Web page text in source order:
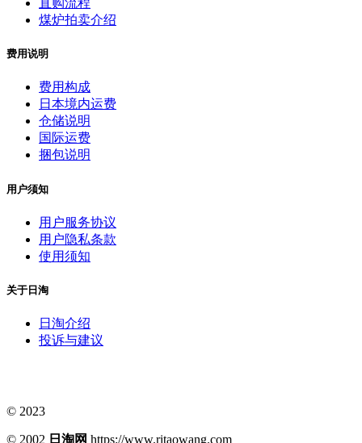
直购流程
煤炉拍卖介绍
费用说明
费用构成
日本境内运费
仓储说明
国际运费
捆包说明
用户须知
用户服务协议
用户隐私条款
使用须知
关于日淘
日淘介绍
投诉与建议
© 2023
© 2002 日淘网 https://www.ritaowang.com